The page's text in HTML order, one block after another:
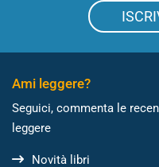
Ami leggere?
Seguici, commenta le
leggere
Novità libri